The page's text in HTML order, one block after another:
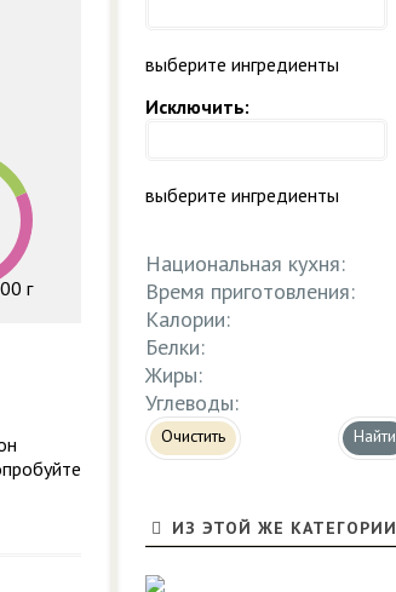
г
выберите ингредиенты
Исключить:
выберите ингредиенты
Национальная кухня:
Время приготовления:
Калории:
Белки:
Жиры:
Углеводы:
Очистить
ИЗ ЭТОЙ ЖЕ КАТЕГОРИИ